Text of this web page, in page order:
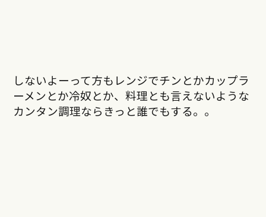
しないよーって方もレンジでチンとかカップラ
ーメンとか冷奴とか、料理とも言えないような
カンタン調理ならきっと誰でもする。。